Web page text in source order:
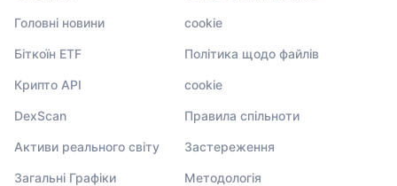
Головні новини
Біткоїн ETF
Крипто API
DexScan
Активи реального світу
Загальні Графіки
cookie
Політика щодо файлів
cookie
Правила спільноти
Застереження
Методологія